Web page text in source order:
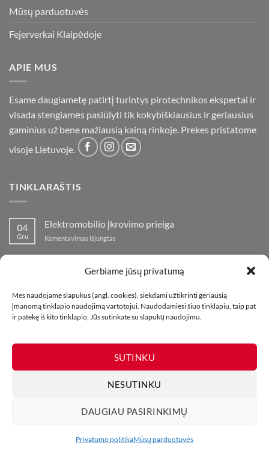
Gerbiame jūsų privatumą
Mes naudojame slapukus (angl. cookies), siekdami užtikrinti geriausią
įmanomą tinklapio naudojimą vartotojui. Naudodamiesi šiuo tinklapiu, taip pat
ir patekę iš kito tinklapio, Jūs sutinkate su slapukų naudojimu.
SUTINKU
NESUTINKU
DAUGIAU PASIRINKIMŲ
Privatumo politikaMūsų parduotuvės
Mūsų parduotuvės
Fejerverkai Klaipėdoje
APIE MUS
Esame daugiametę patirtį turintys pirotechnikos ekspertai ir
visada stengiamės pasiūlyti tik kokybiškiausius ir geriausius
gaminius už bene mažiausią kainą rinkoje. Prekes pristatome
visoje Lietuvoje.
TINKLARAŠTIS
04
Gru
Elektromobilio įkrovimo prieiga
Komentavimas išjungtas
prieiga
Komentavimas išjungtasįraše
fejerverkų
parduotuvė
Klaipedoje!
01
Lap
Kaip fotografuoti fejerverkus
Komentavimas išjungtasįraše
fejerverkus
MŪSŲ PARDUOTUVĖS KONTAKTAI TINKLARAŠTIS
UAB Bombikė